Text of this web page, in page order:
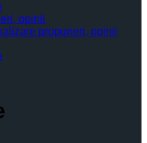
opinii
propuneri, opinii